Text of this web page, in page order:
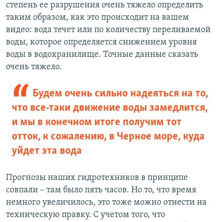
степень ее разрушения очень тяжело определить
таким образом, как это происходит на вашем
видео: вода течет или по количеству переливаемой
воды, которое определяется снижением уровня
воды в водохранилище. Точные данные сказать
очень тяжело.
Будем очень сильно надеяться на то,
что все-таки движение воды замедлится,
и мы в конечном итоге получим тот
отток, к сожалению, в Черное море, куда
уйдет эта вода
Прогнозы наших гидротехников в принципе
совпали – там было пять часов. Но то, что время
немного увеличилось, это тоже можно отнести на
техническую правку. С учетом того, что